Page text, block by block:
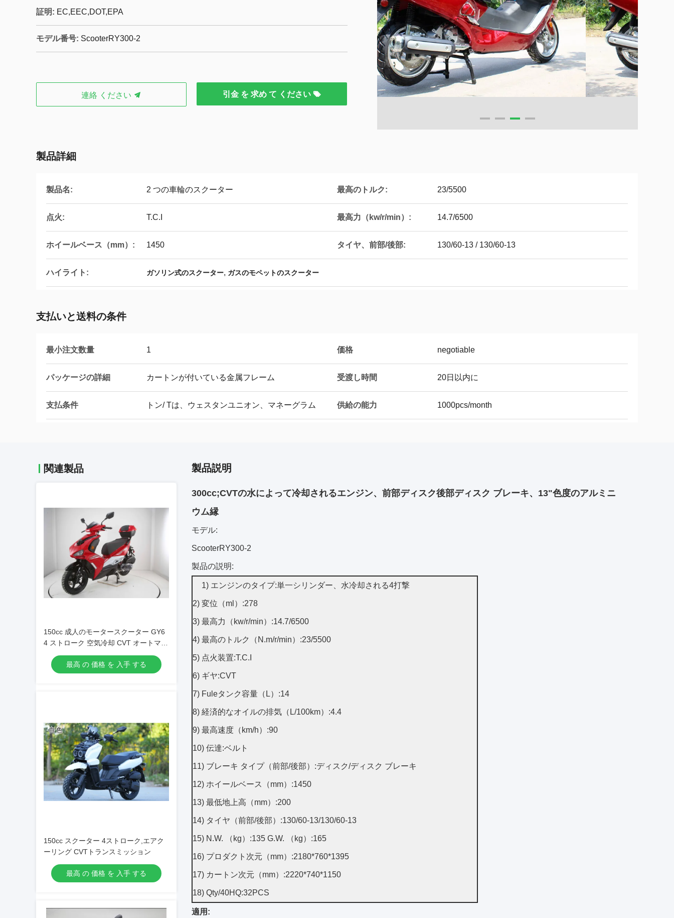
証明: EC,EEC,DOT,EPA
モデル番号: ScooterRY300-2
連絡 ください 引金 を 求め て ください
製品詳細
製品名: 2 つの車輪のスクーター 最高のトルク: 23/5500
点火: T.C.I 最高力（kw/r/min）: 14.7/6500
ホイールベース（mm）: 1450 タイヤ、前部/後部: 130/60-13 / 130/60-13
ハイライト: ガソリン式のスクーター, ガスのモペットのスクーター
支払いと送料の条件
最小注文数量 1 価格 negotiable
パッケージの詳細 カートンが付いている金属フレーム 受渡し時間 20日以内に
支払条件 トン/ Tは、ウェスタンユニオン、マネーグラム 供給の能力 1000pcs/month
関連製品
150cc 成人のモータースクーター GY6
4 ストローク 空気冷却 CVT オートマテ
ィック
最高 の 価格 を 入手 する
150cc スクーター 4ストローク,エアク
ーリング CVTトランスミッション
最高 の 価格 を 入手 する
製品説明
300cc;CVTの水によって冷却されるエンジン、前部ディスク後部ディスク ブレーキ、13"色度のアルミニ
ウム縁
モデル:
ScooterRY300-2
製品の説明:
1) エンジンのタイプ:単一シリンダー、水冷却される4打撃
2) 変位（ml）:278
3) 最高力（kw/r/min）:14.7/6500
4) 最高のトルク（N.m/r/min）:23/5500
5) 点火装置:T.C.I
6) ギヤ:CVT
7) Fuleタンク容量（L）:14
8) 経済的なオイルの排気（L/100km）:4.4
9) 最高速度（km/h）:90
10) 伝達:ベルト
11) ブレーキ タイプ（前部/後部）:ディスク/ディスク ブレーキ
12) ホイールベース（mm）:1450
13) 最低地上高（mm）:200
14) タイヤ（前部/後部）:130/60-13/130/60-13
15) N.W. （kg）:135 G.W. （kg）:165
16) プロダクト次元（mm）:2180*760*1395
17) カートン次元（mm）:2220*740*1150
18) Qty/40HQ:32PCS
適用: